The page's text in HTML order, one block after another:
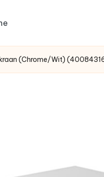
(Chrome/Wit)